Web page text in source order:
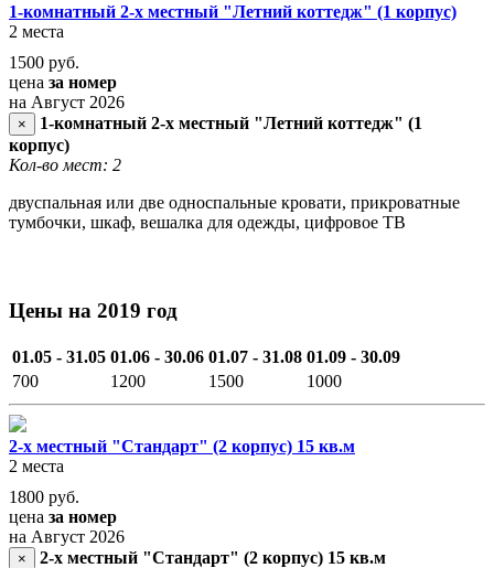
1-комнатный 2-х местный "Летний коттедж" (1 корпус)
2 места
1500 руб.
цена за номер
на Август 2026
×
1-комнатный 2-х местный "Летний коттедж" (1
корпус)
Кол-во мест: 2
двуспальная или две односпальные кровати, прикроватные
тумбочки, шкаф, вешалка для одежды, цифровое ТВ
Цены на 2019 год
01.05 - 31.05 01.06 - 30.06 01.07 - 31.08 01.09 - 30.09
700
1200 1500 1000
2-х местный "Стандарт" (2 корпус) 15 кв.м
2 места
1800 руб.
цена за номер
на Август 2026
×
2-х местный "Стандарт" (2 корпус) 15 кв.м